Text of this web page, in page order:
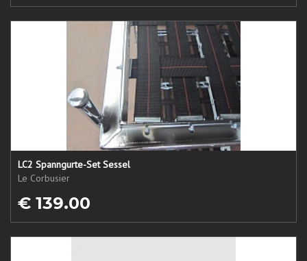
LC2 Spanngurte-Set Sessel
Le Corbusier
€ 139.00